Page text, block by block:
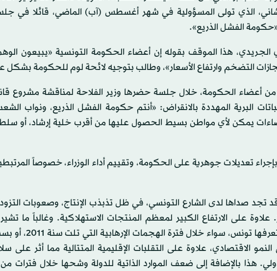
الذي تولى المسؤولية في شهر أغسطس (آب) الماضي، قائلا في جلسة
الفشل الذريع».
الجريدي، هذا الموقف بقوله إن أعضاء الحكومة التونسية «يبيعون
التضخم وارتفاع الأسعار»، وطالب بتوجيه لائحة لوم للحكومة بشكل
من أعضاء الحكومة، خلال جلسة حضرها وزير الفلاحة لمناقشة مشروع
البرية المهددة بالانقراض: «أنتم حكومة الفشل الذريع، ونواب
يمكن لأي مواطن بسيط الحصول عليها من أقرب خلية إرشاد، أو
تعديلات جوهرية على الحكومة، وتقييم أداء الوزراء، خصوصاً
تجد صداها لدى الشارع التونسي، في ظل تذبذب الإنتاج، وصعوبات
علاوة على الارتفاع الكبير لمعظم المنتجات الاستهلاكية. وغالباً ما
المتعاقبة إلى الصعوبات الظرفية التي
الاقتصادي، علاوة على التقلبات الإقليمية المتتالية مما أثر على
هذا بالإضافة إلى ضعف الموارد الذاتية للدولة وشحها خلال فترات من